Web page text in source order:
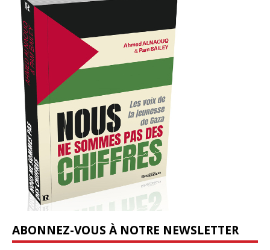
ABONNEZ-VOUS À NOTRE NEWSLETTER